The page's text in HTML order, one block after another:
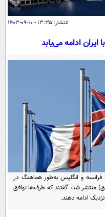
ها
انتشار: ۱۳:۳۵ - ۱۰-۰۹-۱۴۰۳
ایران ادامه می‌یابد
فرانسه و انگلیس به‌طور هماهنگ در
منتشر شد، گفتند که طرف‌ها توافق
ادامه دهند.